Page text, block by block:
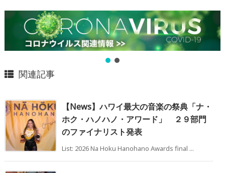
関連記事
【News】ハワイ最大の音楽の祭典「ナ・
ホク・ハノハノ・アワード」 ２９部門
のファイナリスト発表
List: 2026 Na Hoku Hanohano Awards final ...